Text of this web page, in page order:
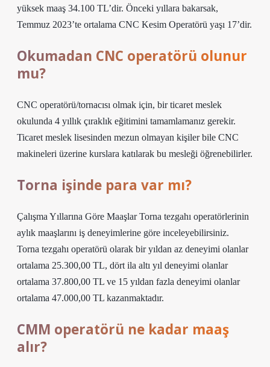
yüksek maaş 34.100 TL’dir. Önceki yıllara bakarsak,
Temmuz 2023’te ortalama CNC Kesim Operatörü yaşı 17’dir.
Okumadan CNC operatörü olunur
mu?
CNC operatörü/tornacısı olmak için, bir ticaret meslek
okulunda 4 yıllık çıraklık eğitimini tamamlamanız gerekir.
Ticaret meslek lisesinden mezun olmayan kişiler bile CNC
makineleri üzerine kurslara katılarak bu mesleği öğrenebilirler.
Torna işinde para var mı?
Çalışma Yıllarına Göre Maaşlar Torna tezgahı operatörlerinin
aylık maaşlarını iş deneyimlerine göre inceleyebilirsiniz.
Torna tezgahı operatörü olarak bir yıldan az deneyimi olanlar
ortalama 25.300,00 TL, dört ila altı yıl deneyimi olanlar
ortalama 37.800,00 TL ve 15 yıldan fazla deneyimi olanlar
ortalama 47.000,00 TL kazanmaktadır.
CMM operatörü ne kadar maaş
alır?